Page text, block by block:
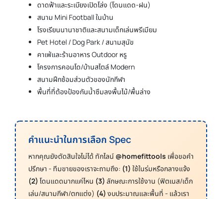
ดาดฟ้าและระเบียงเปิดโล่ง (โดนแดด-ฝน)
สนาม Mini Football ในบ้าน
โรงเรียนนานาชาติและสนามเด็กเล่นพรีเมียม
Pet Hotel / Dog Park / สนามสุนัข
คาเฟ่และร้านอาหาร Outdoor หรู
โครงการคอนโด/บ้านสไตล์ Modern
สนามฝึกซ้อมส่วนตัวของนักกีฬา
พื้นที่ที่ต้องป้องกันน้ำซึมลงพื้นไม้/พื้นล่าง
คำแนะนำในการเลือก Spec
หากคุณยังตัดสินใจไม่ได้ ทักไลน์ @homefittools เพื่อขอคำ
ปรึกษา - ทีมขายของเราจะถามถึง: (1) ใช้ในร่มหรือกลางแจ้ง
(2) โดนแดดมากแค่ไหน (3) ลักษณะการใช้งาน (ฟิตเนส/เด็ก
เล่น/สนามกีฬา/ตกแต่ง) (4) งบประมาณและพื้นที่ - แล้วเรา